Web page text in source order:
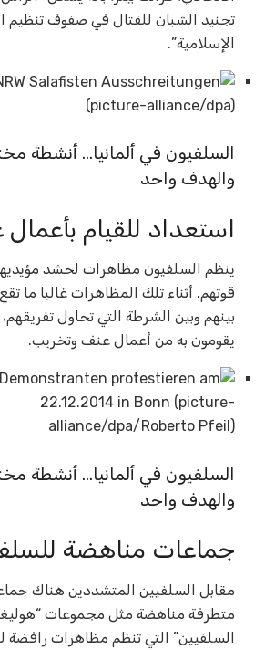
تجنيد الشبان للقتال في صفوف تنظيم
الإسلامية”.
السلفيون في ألمانيا… أنشطة
والهدف واحد
استعداد للقيام
ينظم السلفيون مظاهرات لحشد
قوتهم. أثناء تلك المظاهرات غالبا ما
بينهم وبين الشرطة التي تحاول
يقومون به من أعمال عنف وتخريب.
السلفيون في ألمانيا… أنشطة
والهدف واحد
جماعات مناهضة
مقابل السلفيين المتشددين هناك
متطرفة مناهضة مثل مجموعات
السلفيين” التي تنظم مظاهرات رافضة